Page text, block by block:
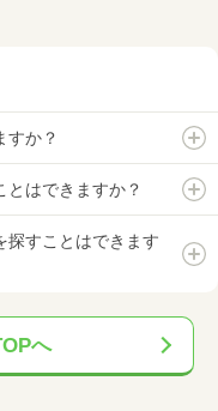
すか？
はできますか？
探すことはできます
へ